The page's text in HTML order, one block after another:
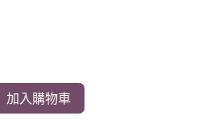
加入購物車